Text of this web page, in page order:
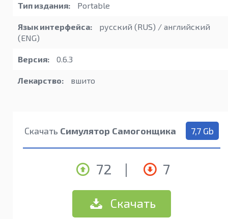
Тип издания: Portable
Язык интерфейса:
русский (RUS) / английский
(ENG)
Версия: 0.6.3
Лекарство: вшито
Скачать Симулятор Самогонщика 7,7 Gb
72 | 7
Скачать